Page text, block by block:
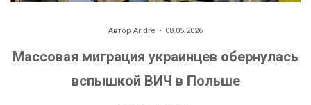
Автор Andre 08.05.2026
Массовая миграция украинцев обернулась
вспышкой ВИЧ в Польше